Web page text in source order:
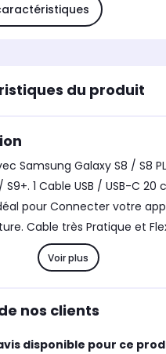
du produit
Samsung Galaxy S8 / S8
S9+. 1 Cable USB / USB-C 20
pour Connecter votre
Cable très Pratique et
Voir plus
nos clients
disponible pour ce